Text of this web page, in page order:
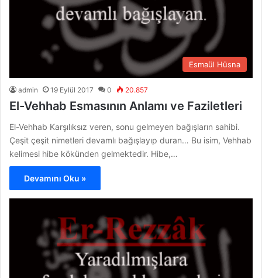
Esmaül Hüsna
admin 19 Eylül 2017 0 20.857
El-Vehhab Esmasının Anlamı ve Faziletleri
El-Vehhab Karşılıksız veren, sonu gelmeyen bağışların sahibi.
Çeşit çeşit nimetleri devamlı bağışlayıp duran… Bu isim, Vehhab
kelimesi hibe kökünden gelmektedir. Hibe,…
Devamını Oku »